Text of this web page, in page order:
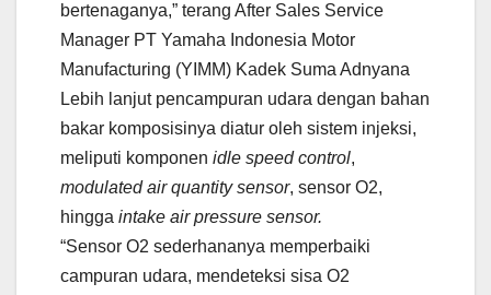
bertenaganya,” terang After Sales Service
Manager PT Yamaha Indonesia Motor
Manufacturing (YIMM) Kadek Suma Adnyana
Lebih lanjut pencampuran udara dengan bahan
bakar komposisinya diatur oleh sistem injeksi,
meliputi komponen idle speed control,
modulated air quantity sensor, sensor O2,
hingga intake air pressure sensor.
“Sensor O2 sederhananya memperbaiki
campuran udara, mendeteksi sisa O2